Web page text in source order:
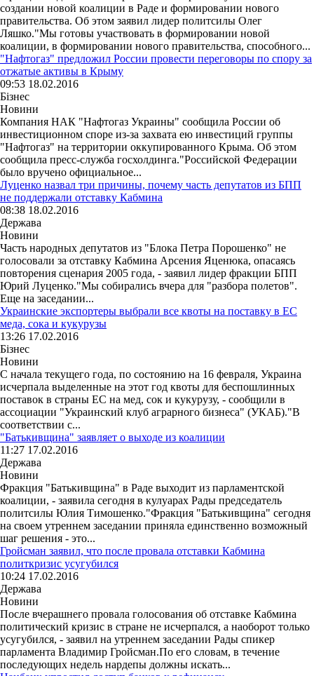
создании новой коалиции в Раде и формировании нового
правительства. Об этом заявил лидер политсилы Олег
Ляшко."Мы готовы участвовать в формировании новой
коалиции, в формировании нового правительства, способного...
"Нафтогаз" предложил России провести переговоры по спору за
отжатые активы в Крыму
09:53 18.02.2016
Бізнес
Новини
Компания НАК "Нафтогаз Украины" сообщила России об
инвестиционном споре из-за захвата ею инвестиций группы
"Нафтогаз" на территории оккупированного Крыма. Об этом
сообщила пресс-служба госхолдинга."Российской Федерации
было вручено официальное...
Луценко назвал три причины, почему часть депутатов из БПП
не поддержали отставку Кабмина
08:38 18.02.2016
Держава
Новини
Часть народных депутатов из "Блока Петра Порошенко" не
голосовали за отставку Кабмина Арсения Яценюка, опасаясь
повторения сценария 2005 года, - заявил лидер фракции БПП
Юрий Луценко."Мы собирались вчера для "разбора полетов".
Еще на заседании...
Украинские экспортеры выбрали все квоты на поставку в ЕС
меда, сока и кукурузы
13:26 17.02.2016
Бізнес
Новини
С начала текущего года, по состоянию на 16 февраля, Украина
исчерпала выделенные на этот год квоты для беспошлинных
поставок в страны ЕС на мед, сок и кукурузу, - сообщили в
ассоциации "Украинский клуб аграрного бизнеса" (УКАБ)."В
соответствии с...
"Батькивщина" заявляет о выходе из коалиции
11:27 17.02.2016
Держава
Новини
Фракция "Батькивщина" в Раде выходит из парламентской
коалиции, - заявила сегодня в кулуарах Рады председатель
политсилы Юлия Тимошенко."Фракция "Батькивщина" сегодня
на своем утреннем заседании приняла единственно возможный
шаг решения - это...
Гройсман заявил, что после провала отставки Кабмина
политкризис усугубился
10:24 17.02.2016
Держава
Новини
После вчерашнего провала голосования об отставке Кабмина
политический кризис в стране не исчерпался, а наоборот только
усугубился, - заявил на утреннем заседании Рады спикер
парламента Владимир Гройсман.По его словам, в течение
последующих недель нардепы должны искать...